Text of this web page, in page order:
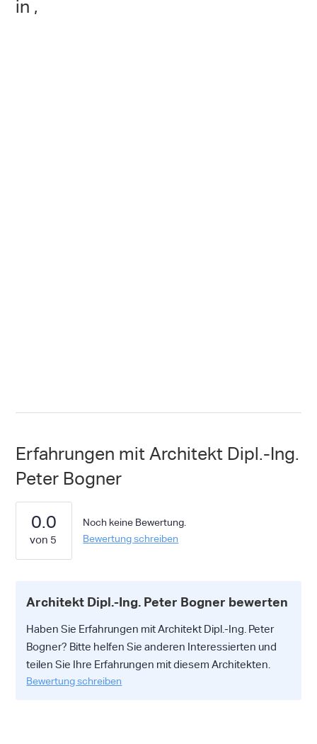
in ,
Erfahrungen mit Architekt Dipl.-Ing.
Peter Bogner
0.0
Noch keine Bewertung.
Bewertung schreiben
Architekt Dipl.-Ing. Peter Bogner bewerten
Haben Sie Erfahrungen mit Architekt Dipl.-Ing. Peter
Bogner? Bitte helfen Sie anderen Interessierten und
teilen Sie Ihre Erfahrungen mit diesem Architekten.
Bewertung schreiben